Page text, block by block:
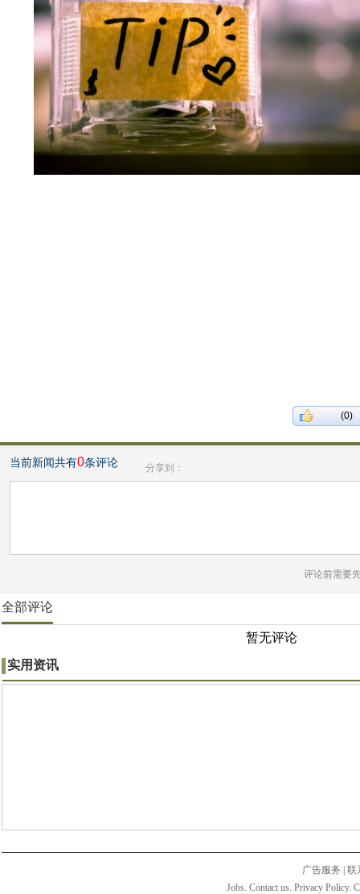
(0)
当前新闻共有0条评论 分享到：
评论前需要
全部评论
暂无评论
实用资讯
广告服务
联
Jobs. Contact us. Privacy Policy.